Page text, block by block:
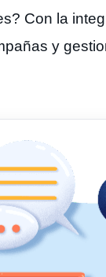
Con la
y